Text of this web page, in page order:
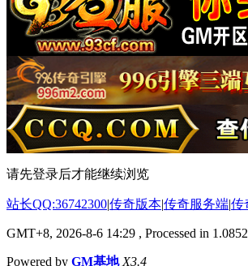
请先登录后才能继续浏览
站长QQ:36742300|传奇版本|传奇服务端|传
GMT+8, 2026-8-6 14:29 , Processed in
Powered by GM基地 X3.4